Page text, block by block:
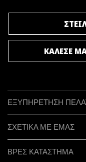
ΚΑΛΕΣΕ
ΕΞΥΠΗΡΕΤΗΣΗ
ΣΧΕΤΙΚΑ ΜΕ ΕΜΑΣ
ΒΡΕΣ ΚΑΤΑΣΤΗΜΑ